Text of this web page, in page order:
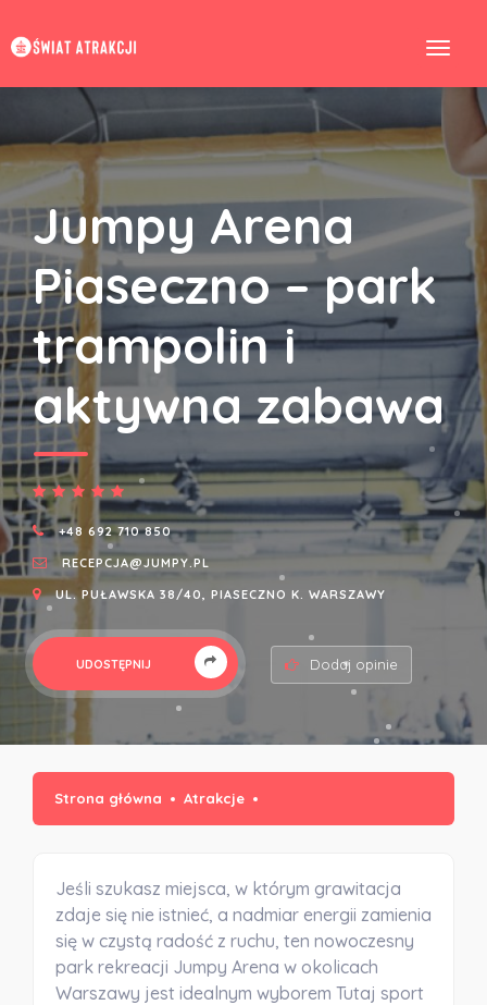
Jumpy Arena
Piaseczno – park
trampolin i
aktywna zabawa
+48 692 710 850
RECEPCJA@JUMPY.PL
UL. PUŁAWSKA 38/40, PIASECZNO K. WARSZAWY
UDOSTĘPNIJ Dodaj opinie
Strona główna Atrakcje
Jeśli szukasz miejsca, w którym grawitacja
zdaje się nie istnieć, a nadmiar energii zamienia
się w czystą radość z ruchu, ten nowoczesny
park rekreacji Jumpy Arena w okolicach
Warszawy jest idealnym wyborem Tutaj sport